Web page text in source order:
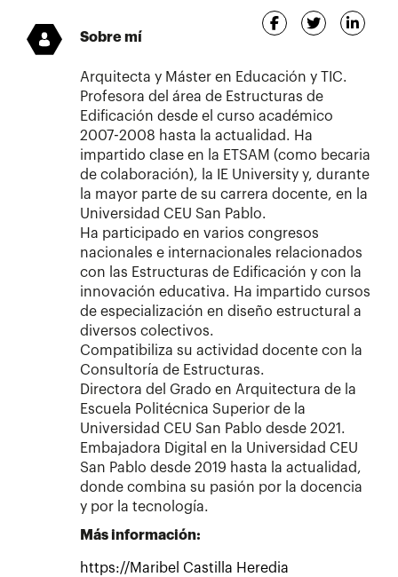
Sobre mí
Arquitecta y Máster en Educación y TIC.
Profesora del área de Estructuras de
Edificación desde el curso académico
2007-2008 hasta la actualidad. Ha
impartido clase en la ETSAM (como becaria
de colaboración), la IE University y, durante
la mayor parte de su carrera docente, en la
Universidad CEU San Pablo.
Ha participado en varios congresos
nacionales e internacionales relacionados
con las Estructuras de Edificación y con la
innovación educativa. Ha impartido cursos
de especialización en diseño estructural a
diversos colectivos.
Compatibiliza su actividad docente con la
Consultoría de Estructuras.
Directora del Grado en Arquitectura de la
Escuela Politécnica Superior de la
Universidad CEU San Pablo desde 2021.
Embajadora Digital en la Universidad CEU
San Pablo desde 2019 hasta la actualidad,
donde combina su pasión por la docencia
y por la tecnología.
Más información:
https://Maribel Castilla Heredia